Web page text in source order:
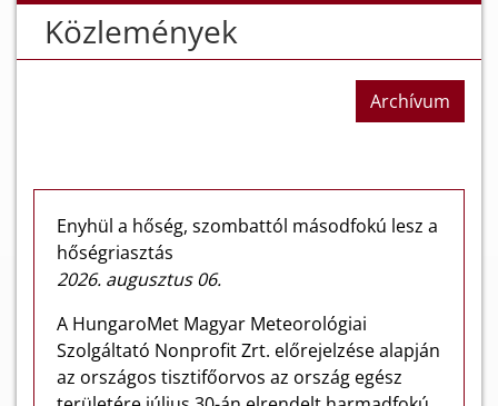
Közlemények
Archívum
Enyhül a hőség, szombattól másodfokú lesz a
hőségriasztás
2026. augusztus 06.
A HungaroMet Magyar Meteorológiai
Szolgáltató Nonprofit Zrt. előrejelzése alapján
az országos tisztifőorvos az ország egész